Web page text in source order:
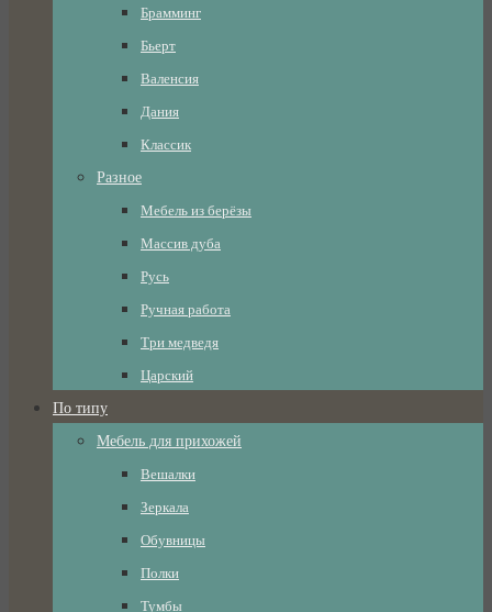
Брамминг
Бьерт
Валенсия
Дания
Классик
Разное
Мебель из берёзы
Массив дуба
Русь
Ручная работа
Три медведя
Царский
По типу
Мебель для прихожей
Вешалки
Зеркала
Обувницы
Полки
Тумбы